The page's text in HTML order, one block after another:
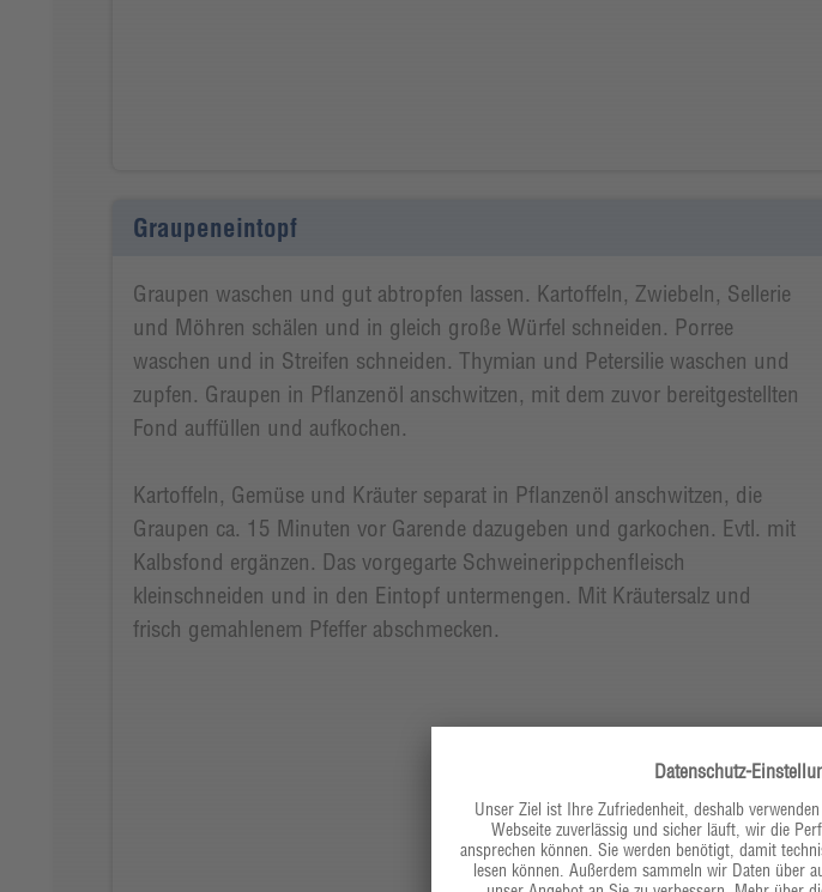
Graupeneintopf
Graupen waschen und gut abtropfen lassen. Kartoffeln, Zwiebeln, Sellerie
und Möhren schälen und in gleich große Würfel schneiden. Porree
waschen und in Streifen schneiden. Thymian und Petersilie waschen und
zupfen. Graupen in Pflanzenöl anschwitzen, mit dem zuvor bereitgestellten
Fond auffüllen und aufkochen.
Kartoffeln, Gemüse und Kräuter separat in Pflanzenöl anschwitzen, die
Graupen ca. 15 Minuten vor Garende dazugeben und garkochen. Evtl. mit
Kalbsfond ergänzen. Das vorgegarte Schweinerippchenfleisch
kleinschneiden und in den Eintopf untermengen. Mit Kräutersalz und
frisch gemahlenem Pfeffer abschmecken.